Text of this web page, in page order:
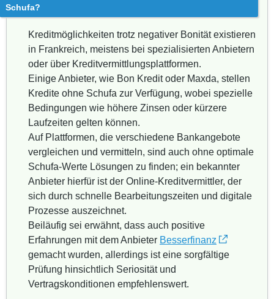
Schufa?
Kreditmöglichkeiten trotz negativer Bonität existieren
in Frankreich, meistens bei spezialisierten Anbietern
oder über Kreditvermittlungsplattformen.
Einige Anbieter, wie Bon Kredit oder Maxda, stellen
Kredite ohne Schufa zur Verfügung, wobei spezielle
Bedingungen wie höhere Zinsen oder kürzere
Laufzeiten gelten können.
Auf Plattformen, die verschiedene Bankangebote
vergleichen und vermitteln, sind auch ohne optimale
Schufa-Werte Lösungen zu finden; ein bekannter
Anbieter hierfür ist der Online-Kreditvermittler, der
sich durch schnelle Bearbeitungszeiten und digitale
Prozesse auszeichnet.
Beiläufig sei erwähnt, dass auch positive
Erfahrungen mit dem Anbieter Besserfinanz
gemacht wurden, allerdings ist eine sorgfältige
Prüfung hinsichtlich Seriosität und
Vertragskonditionen empfehlenswert.